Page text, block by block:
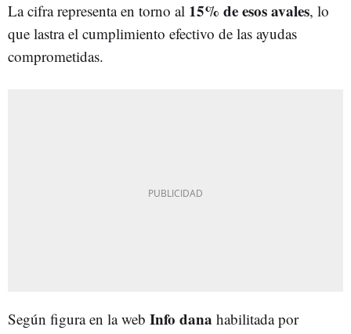
La cifra representa en torno al 15% de esos avales, lo
que lastra el cumplimiento efectivo de las ayudas
comprometidas.
Según figura en la web Info dana habilitada por